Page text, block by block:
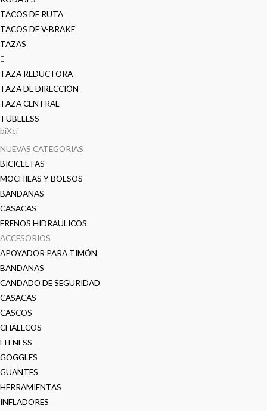
TACOS DE RUTA
TACOS DE V-BRAKE
TAZAS
TAZA REDUCTORA
TAZA DE DIRECCIÓN
TAZA CENTRAL
TUBELESS
biXci
NUEVAS CATEGORIAS
BICICLETAS
MOCHILAS Y BOLSOS
BANDANAS
CASACAS
FRENOS HIDRAULICOS
ACCESORIOS
APOYADOR PARA TIMÓN
BANDANAS
CANDADO DE SEGURIDAD
CASACAS
CASCOS
CHALECOS
FITNESS
GOGGLES
GUANTES
HERRAMIENTAS
INFLADORES